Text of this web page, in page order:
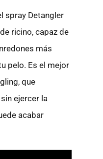
spray Detangler
ricino, capaz de
más
pelo. Es el mejor
que
ejercer la
acabar